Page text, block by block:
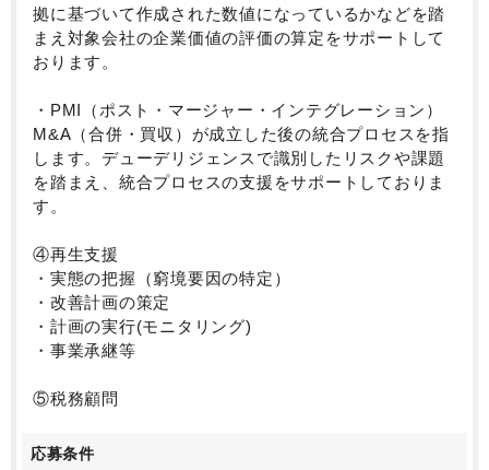
拠に基づいて作成された数値になっているかなどを踏
まえ対象会社の企業価値の評価の算定をサポートして
おります。
・PMI（ポスト・マージャー・インテグレーション）
M&A（合併・買収）が成立した後の統合プロセスを指
します。デューデリジェンスで識別したリスクや課題
を踏まえ、統合プロセスの支援をサポートしておりま
す。
④再生支援
・実態の把握（窮境要因の特定）
・改善計画の策定
・計画の実行(モニタリング)
・事業承継等
⑤税務顧問
応募条件